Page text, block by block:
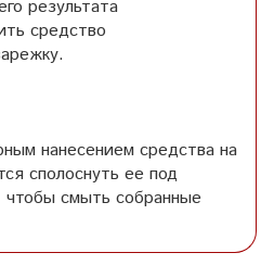
результата
средство
нанесением средства на
сполоснуть ее под
смыть собранные